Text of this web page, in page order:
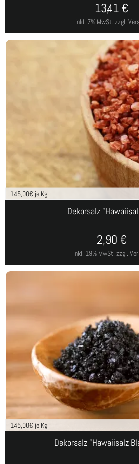
inkl. 7% MwSt. zzgl.
13,41 €
145,00€ je Kg
Dekorsalz
inkl. 19% MwSt. zzgl.
2,90 €
145,00€ je Kg
Dekorsalz "Hawaiisalz